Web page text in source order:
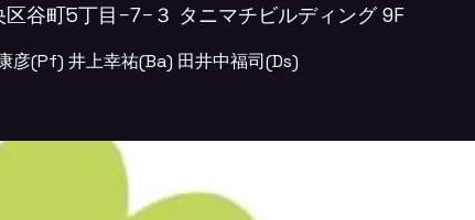
谷町5丁目−7−３ タニマチビルディング 9F
彦(Pf) 井上幸祐(Ba) 田井中福司(Ds)